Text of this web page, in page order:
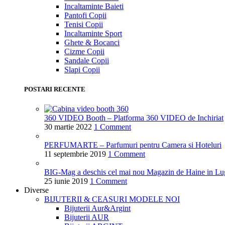
Incaltaminte Baieti
Pantofi Copii
Tenisi Copii
Incaltaminte Sport
Ghete & Bocanci
Cizme Copii
Sandale Copii
Slapi Copii
POSTARI RECENTE
360 VIDEO Booth – Platforma 360 VIDEO de Inchiriat
30 martie 2022 1 Comment
PERFUMARTE – Parfumuri pentru Camera si Hoteluri
11 septembrie 2019 1 Comment
BIG-Mag a deschis cel mai nou Magazin de Haine in
25 iunie 2019 1 Comment
Diverse
BIJUTERII & CEASURI MODELE NOI
Bijuterii Aur&Argint
Bijuterii AUR